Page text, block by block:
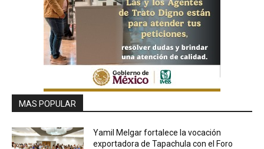
MAS POPULAR
Yamil Melgar fortalece la vocación
exportadora de Tapachula con el Foro